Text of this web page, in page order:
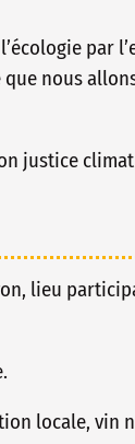
par
que nous
justice climat
lieu
locale, vin